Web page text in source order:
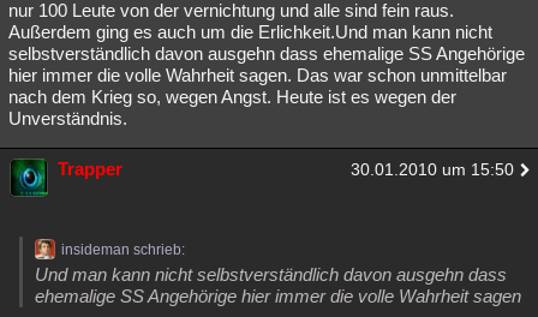
nur 100 Leute von der vernichtung und alle sind fein raus.
Außerdem ging es auch um die Erlichkeit.Und man kann nicht
selbstverständlich davon ausgehn dass ehemalige SS Angehörige
hier immer die volle Wahrheit sagen. Das war schon unmittelbar
nach dem Krieg so, wegen Angst. Heute ist es wegen der
Unverständnis.
Trapper 30.01.2010 um 15:50
insideman schrieb:
Und man kann nicht selbstverständlich davon ausgehn dass
ehemalige SS Angehörige hier immer die volle Wahrheit sagen